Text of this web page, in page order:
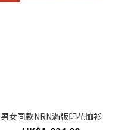
男女同款NRN滿版印花恤衫